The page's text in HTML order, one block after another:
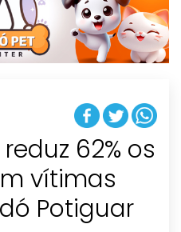
t
i
o
n
62% os
vítimas